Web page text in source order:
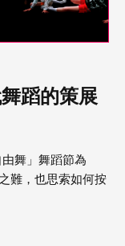
蹈的策展
舞」舞蹈節為
難，也思索如何按